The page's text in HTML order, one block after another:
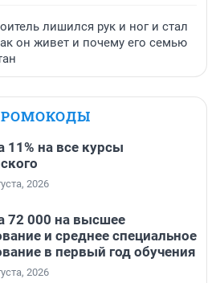
лишился рук и ног и стал
он живет и почему его семью
11% на все курсы
2026
72 000 на высшее
и среднее специальное
в первый год обучения
2026